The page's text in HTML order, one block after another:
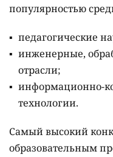
популярностью
педагогические
инженерные,
отрасли;
информационно-
технологии.
Самый высокий
образовательным